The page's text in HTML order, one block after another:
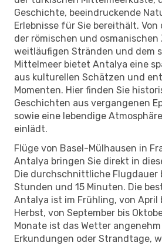
Geschichte, beeindruckende
Erlebnisse für Sie bereithält. Von
der römischen und osmanischen
weitläufigen Stränden und dem
Mittelmeer bietet Antalya eine
aus kulturellen Schätzen und
Momenten. Hier finden Sie
Geschichten aus vergangenen
sowie eine lebendige
einlädt.
Flüge von Basel-Mülhausen in
Antalya bringen Sie direkt in
Die durchschnittliche Flugdauer
Stunden und 15 Minuten. Die
Antalya ist im Frühling, von April
Herbst, von September bis
Monate ist das Wetter
Erkundungen oder Strandtage,